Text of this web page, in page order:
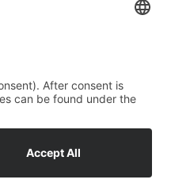
Ochrana údajov